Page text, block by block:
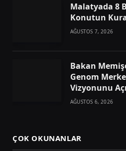
Malatyada 8
Konutun
AĞUSTOS 7, 2026
Bakan
Genom
Vizyonunu
AĞUSTOS 6, 2026
ÇOK OKUNANLAR